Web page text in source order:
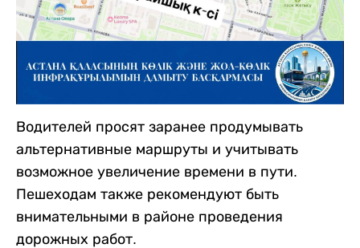
Водителей просят заранее продумывать
альтернативные маршруты и учитывать
возможное увеличение времени в пути.
Пешеходам также рекомендуют быть
внимательными в районе проведения
дорожных работ.